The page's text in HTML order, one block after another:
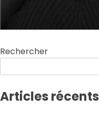
Rechercher
Articles récents